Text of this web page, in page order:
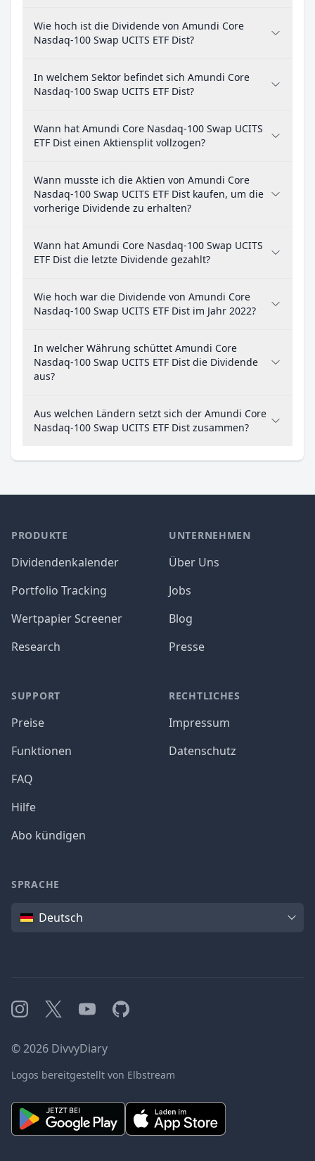
Wie hoch ist die Dividende von Amundi Core
Nasdaq-100 Swap UCITS ETF Dist?
In welchem Sektor befindet sich Amundi Core
Nasdaq-100 Swap UCITS ETF Dist?
Wann hat Amundi Core Nasdaq-100 Swap UCITS
ETF Dist einen Aktiensplit vollzogen?
Wann musste ich die Aktien von Amundi Core
Nasdaq-100 Swap UCITS ETF Dist kaufen, um die
vorherige Dividende zu erhalten?
Wann hat Amundi Core Nasdaq-100 Swap UCITS
ETF Dist die letzte Dividende gezahlt?
Wie hoch war die Dividende von Amundi Core
Nasdaq-100 Swap UCITS ETF Dist im Jahr 2022?
In welcher Währung schüttet Amundi Core
Nasdaq-100 Swap UCITS ETF Dist die Dividende
aus?
Aus welchen Ländern setzt sich der Amundi Core
Nasdaq-100 Swap UCITS ETF Dist zusammen?
PRODUKTE
Dividendenkalender
Portfolio Tracking
Wertpapier Screener
Research
SUPPORT
Preise
Funktionen
FAQ
Hilfe
Abo kündigen
UNTERNEHMEN
Über Uns
Jobs
Blog
Presse
RECHTLICHES
Impressum
Datenschutz
SPRACHE
SpracheDeutsch
Instagram
X YouTubeGitHub
©2026 DivvyDiary
Logos bereitgestellt von Elbstream